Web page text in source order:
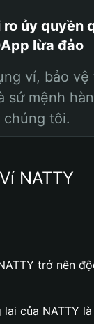
ro ủy quyền
lừa đảo
ví, bảo vệ
sứ mệnh
chúng tôi.
NATTY
trở nên
của NATTY